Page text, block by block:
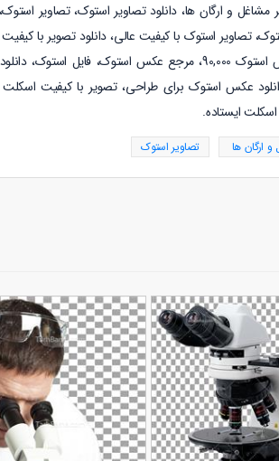
مشاغل و ارگان ها، دانلودتصاویر استوک،تصاویر
90,000 برای طراحی، دانلود عکس استوک برای طراحی، تصویر با کیفیت
ایستاده.
ارگان ها تصاویر استوک